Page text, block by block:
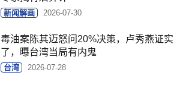
新闻解画 2026-07-30
毒油案陈其迈怒问20%决策，卢秀燕证实
了，曝台湾当局有内鬼
台湾 2026-07-28